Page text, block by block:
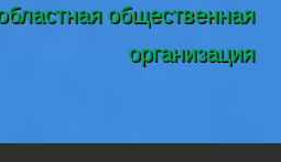
общественная
организация